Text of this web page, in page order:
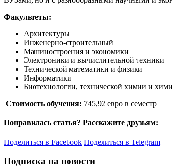
Факультеты:
Архитектуры
Инженерно-строительный
Машиностроения и экономики
Электроники и вычислительной техники
Технической математики и физики
Информатики
Биотехнологии, технической химии и
Стоимость обучения: 745,92 евро в семестр
Понравилась статья? Расскажите друзьям:
Поделиться в Facebook Поделиться в Telegram
Подписка на новости